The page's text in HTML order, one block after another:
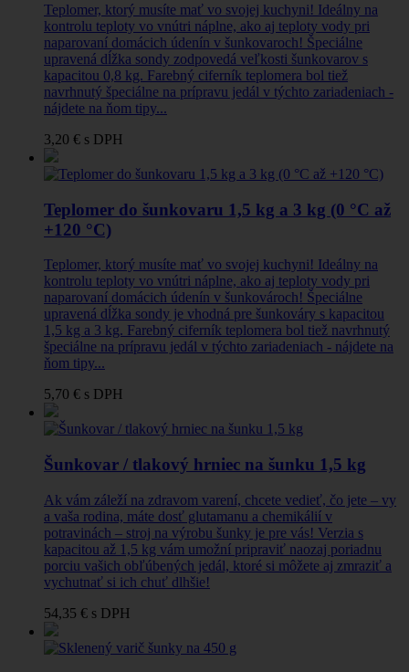
Teplomer, ktorý musíte mať vo svojej kuchyni! Ideálny na
kontrolu teploty vo vnútri náplne, ako aj teploty vody pri
naparovaní domácich údenín v šunkovaroch! Špeciálne
upravená dĺžka sondy zodpovedá veľkosti šunkovarov s
kapacitou 0,8 kg. Farebný ciferník teplomera bol tiež
navrhnutý špeciálne na prípravu jedál v týchto zariadeniach -
nájdete na ňom tipy...
3,20 € s DPH
Teplomer do šunkovaru 1,5 kg a 3 kg (0 °C až
+120 °C)
Teplomer, ktorý musíte mať vo svojej kuchyni! Ideálny na
kontrolu teploty vo vnútri náplne, ako aj teploty vody pri
naparovaní domácich údenín v šunkovároch! Špeciálne
upravená dĺžka sondy je vhodná pre šunkováry s kapacitou
1,5 kg a 3 kg. Farebný ciferník teplomera bol tiež navrhnutý
špeciálne na prípravu jedál v týchto zariadeniach - nájdete na
ňom tipy...
5,70 € s DPH
Šunkovar / tlakový hrniec na šunku 1,5 kg
Ak vám záleží na zdravom varení, chcete vedieť, čo jete – vy
a vaša rodina, máte dosť glutamanu a chemikálií v
potravinách – stroj na výrobu šunky je pre vás! Verzia s
kapacitou až 1,5 kg vám umožní pripraviť naozaj poriadnu
porciu vašich obľúbených jedál, ktoré si môžete aj zmraziť a
vychutnať si ich chuť dlhšie!
54,35 € s DPH